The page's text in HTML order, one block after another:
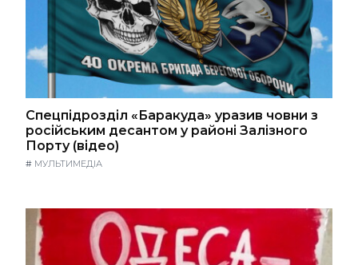
Спецпідрозділ «Баракуда» уразив човни з
російським десантом у районі Залізного
Порту (відео)
# МУЛЬТИМЕДІА